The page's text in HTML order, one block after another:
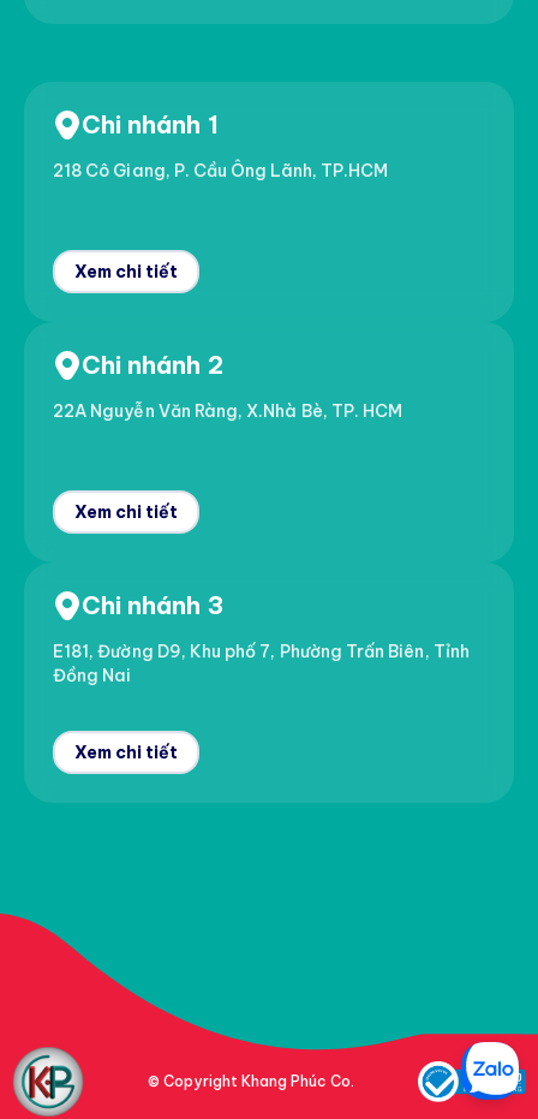
Chi nhánh 1
218 Cô Giang, P. Cầu Ông Lãnh, TP.HCM
Xem chi tiết
Chi nhánh 2
22A Nguyễn Văn Ràng, X.Nhà Bè, TP. HCM
Xem chi tiết
Chi nhánh 3
E181, Đường D9, Khu phố 7, Phường Trấn Biên, Tỉnh
Đồng Nai
Xem chi tiết
© Copyright Khang Phúc Co.